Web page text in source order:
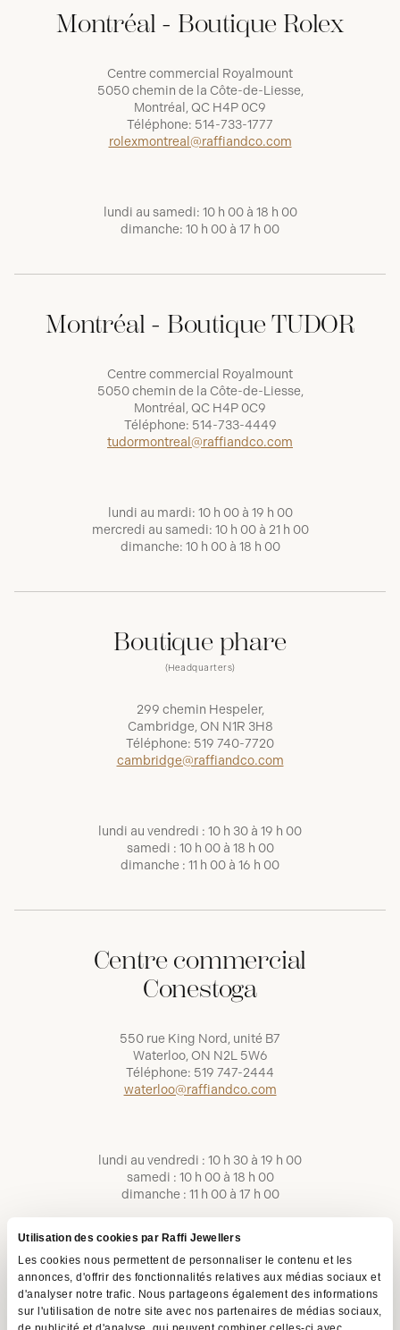
Utilisation des cookies par Raffi Jewellers
Les cookies nous permettent de personnaliser le contenu et les
annonces, d'offrir des fonctionnalités relatives aux médias sociaux et
d'analyser notre trafic. Nous partageons également des informations
sur l'utilisation de notre site avec nos partenaires de médias sociaux,
Montréal - Boutique Rolex
Centre commercial Royalmount
5050 chemin de la Côte-de-Liesse,
Montréal, QC H4P 0C9
Téléphone: 514-733-1777
rolexmontreal@raffiandco.com
lundi au samedi: 10 h 00 à 18 h 00
dimanche: 10 h 00 à 17 h 00
Montréal - Boutique TUDOR
Centre commercial Royalmount
5050 chemin de la Côte-de-Liesse,
Montréal, QC H4P 0C9
Téléphone: 514-733-4449
tudormontreal@raffiandco.com
lundi au mardi: 10 h 00 à 19 h 00
mercredi au samedi: 10 h 00 à 21 h 00
dimanche: 10 h 00 à 18 h 00
Boutique phare
(Headquarters)
299 chemin Hespeler,
Cambridge, ON N1R 3H8
Téléphone: 519 740-7720
cambridge@raffiandco.com
lundi au vendredi : 10 h 30 à 19 h 00
samedi : 10 h 00 à 18 h 00
dimanche : 11 h 00 à 16 h 00
Centre commercial
Conestoga
550 rue King Nord, unité B7
Waterloo, ON N2L 5W6
Téléphone: 519 747-2444
waterloo@raffiandco.com
lundi au vendredi : 10 h 30 à 19 h 00
samedi : 10 h 00 à 18 h 00
dimanche : 11 h 00 à 17 h 00